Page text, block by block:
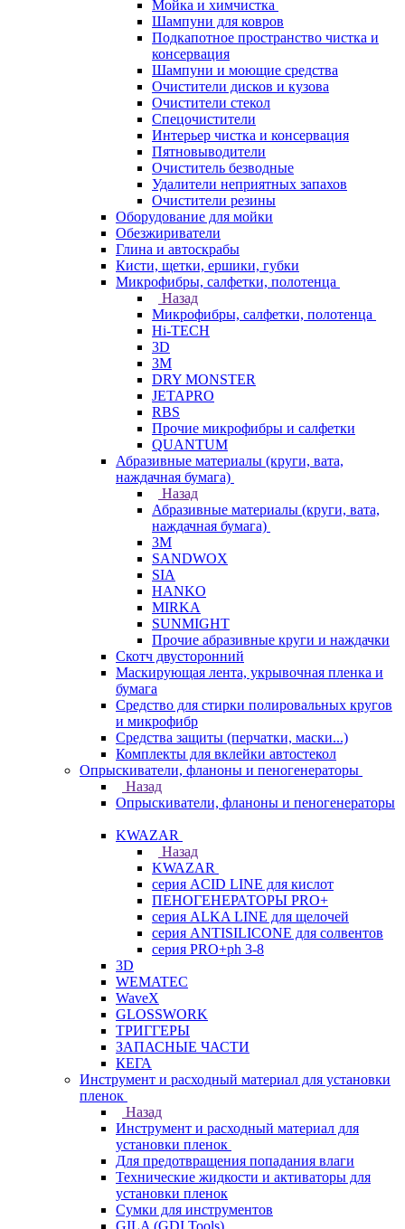
Мойка и химчистка
Шампуни для ковров
Подкапотное пространство чистка и
консервация
Шампуни и моющие средства
Очистители дисков и кузова
Очистители стекол
Спецочистители
Интерьер чистка и консервация
Пятновыводители
Очиститель безводные
Удалители неприятных запахов
Очистители резины
Оборудование для мойки
Обезжириватели
Глина и автоскрабы
Кисти, щетки, ершики, губки
Микрофибры, салфетки, полотенца
Назад
Микрофибры, салфетки, полотенца
Hi-TECH
3D
3М
DRY MONSTER
JETAPRO
RBS
Прочие микрофибры и салфетки
QUANTUM
Абразивные материалы (круги, вата,
наждачная бумага)
Назад
Абразивные материалы (круги, вата,
наждачная бумага)
3М
SANDWOX
SIA
HANKO
MIRKA
SUNMIGHT
Прочие абразивные круги и наждачки
Скотч двусторонний
Маскирующая лента, укрывочная пленка и
бумага
Средство для стирки полировальных кругов
и микрофибр
Средства защиты (перчатки, маски...)
Комплекты для вклейки автостекол
Опрыскиватели, фланоны и пеногенераторы
Назад
Опрыскиватели, фланоны и пеногенераторы
KWAZAR
Назад
KWAZAR
серия ACID LINE для кислот
ПЕНОГЕНЕРАТОРЫ PRO+
серия ALKA LINE для щелочей
серия ANTISILICONE для солвентов
серия PRO+ph 3-8
3D
WEMATEC
WaveX
GLOSSWORK
ТРИГГЕРЫ
ЗАПАСНЫЕ ЧАСТИ
КЕГА
Инструмент и расходный материал для установки
пленок
Назад
Инструмент и расходный материал для
установки пленок
Для предотвращения попадания влаги
Технические жидкости и активаторы для
установки пленок
Сумки для инструментов
GILA (GDI Tools)